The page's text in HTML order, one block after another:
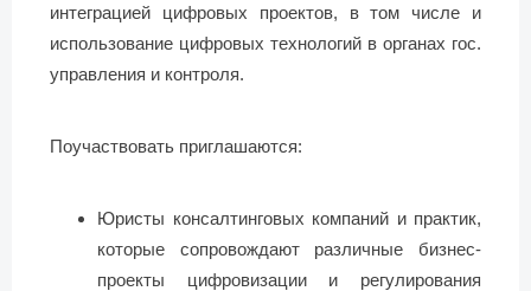
интеграцией цифровых проектов, в том числе и
использование цифровых технологий в органах гос.
управления и контроля.
Поучаствовать приглашаются:
Юристы консалтинговых компаний и практик,
которые сопровождают различные бизнес-
проекты цифровизации и регулирования